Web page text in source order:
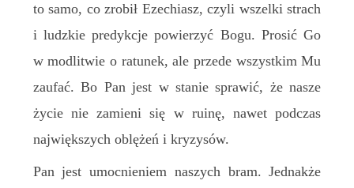
to samo, co zrobił Ezechiasz, czyli wszelki strach
i ludzkie predykcje powierzyć Bogu. Prosić Go
w modlitwie o ratunek, ale przede wszystkim Mu
zaufać. Bo Pan jest w stanie sprawić, że nasze
życie nie zamieni się w ruinę, nawet podczas
największych oblężeń i kryzysów.
Pan jest umocnieniem naszych bram. Jednakże